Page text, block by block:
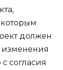
должен
изменения
согласия